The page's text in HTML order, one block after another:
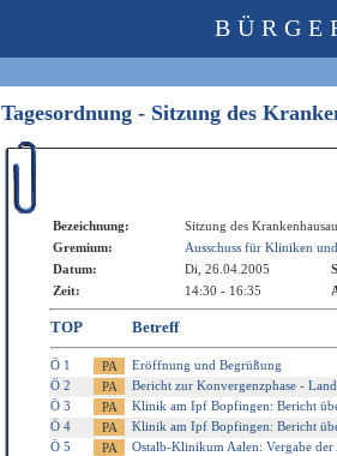
Tagesordnung - Sitzung des
Bezeichnung:
Sitzung des
Gremium:
Ausschuss für Kliniken
Datum:
Di, 26.04.2005
Zeit:
14:30 - 16:35
TOP Betreff
Ö 1
Eröffnung und Begrüßung
Ö 2
Bericht zur Konvergenzphase -
Ö 3
Klinik am Ipf Bopfingen: Bericht
Ö 4
Klinik am Ipf Bopfingen: Bericht
Ö 5
Ostalb-Klinikum Aalen: Vergabe der